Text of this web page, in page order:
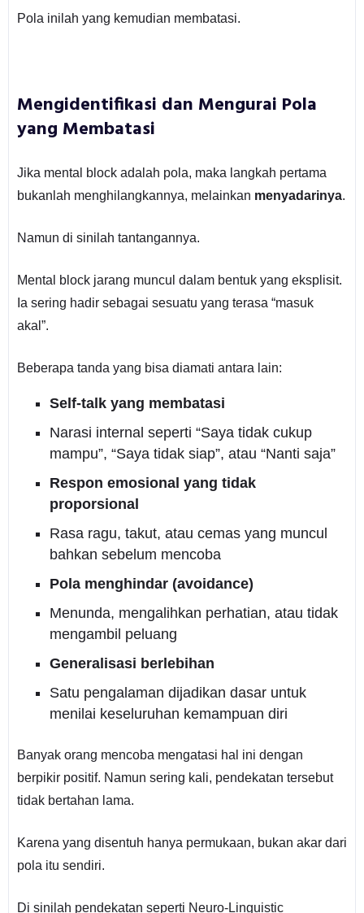
Pola inilah yang kemudian membatasi.
Mengidentifikasi dan Mengurai Pola
yang Membatasi
Jika mental block adalah pola, maka langkah pertama
bukanlah menghilangkannya, melainkan menyadarinya.
Namun di sinilah tantangannya.
Mental block jarang muncul dalam bentuk yang eksplisit.
Ia sering hadir sebagai sesuatu yang terasa “masuk
akal”.
Beberapa tanda yang bisa diamati antara lain:
Self-talk yang membatasi
Narasi internal seperti “Saya tidak cukup
mampu”, “Saya tidak siap”, atau “Nanti saja”
Respon emosional yang tidak
proporsional
Rasa ragu, takut, atau cemas yang muncul
bahkan sebelum mencoba
Pola menghindar (avoidance)
Menunda, mengalihkan perhatian, atau tidak
mengambil peluang
Generalisasi berlebihan
Satu pengalaman dijadikan dasar untuk
menilai keseluruhan kemampuan diri
Banyak orang mencoba mengatasi hal ini dengan
berpikir positif. Namun sering kali, pendekatan tersebut
tidak bertahan lama.
Karena yang disentuh hanya permukaan, bukan akar dari
pola itu sendiri.
Di sinilah pendekatan seperti Neuro-Linguistic